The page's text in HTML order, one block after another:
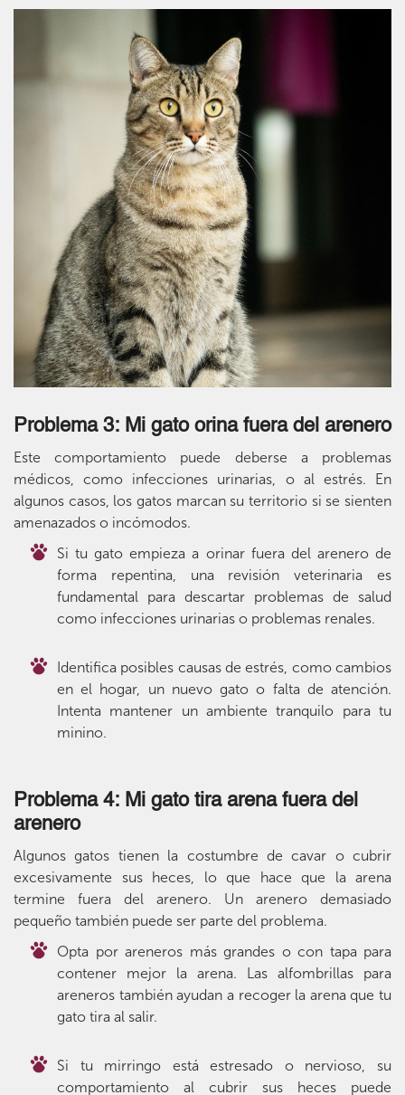
Problema 3: Mi gato orina fuera del arenero
Este comportamiento puede deberse a problemas
médicos, como infecciones urinarias, o al estrés. En
algunos casos, los gatos marcan su territorio si se sienten
amenazados o incómodos.
Si tu gato empieza a orinar fuera del arenero de
forma repentina, una revisión veterinaria es
fundamental para descartar problemas de salud
como infecciones urinarias o problemas renales.
Identifica posibles causas de estrés, como cambios
en el hogar, un nuevo gato o falta de atención.
Intenta mantener un ambiente tranquilo para tu
minino.
Problema 4: Mi gato tira arena fuera del
arenero
Algunos gatos tienen la costumbre de cavar o cubrir
excesivamente sus heces, lo que hace que la arena
termine fuera del arenero. Un arenero demasiado
pequeño también puede ser parte del problema.
Opta por areneros más grandes o con tapa para
contener mejor la arena. Las alfombrillas para
areneros también ayudan a recoger la arena que tu
gato tira al salir.
Si tu mirringo está estresado o nervioso, su
comportamiento al cubrir sus heces puede